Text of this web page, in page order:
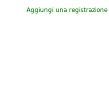
Aggiungi una registrazione